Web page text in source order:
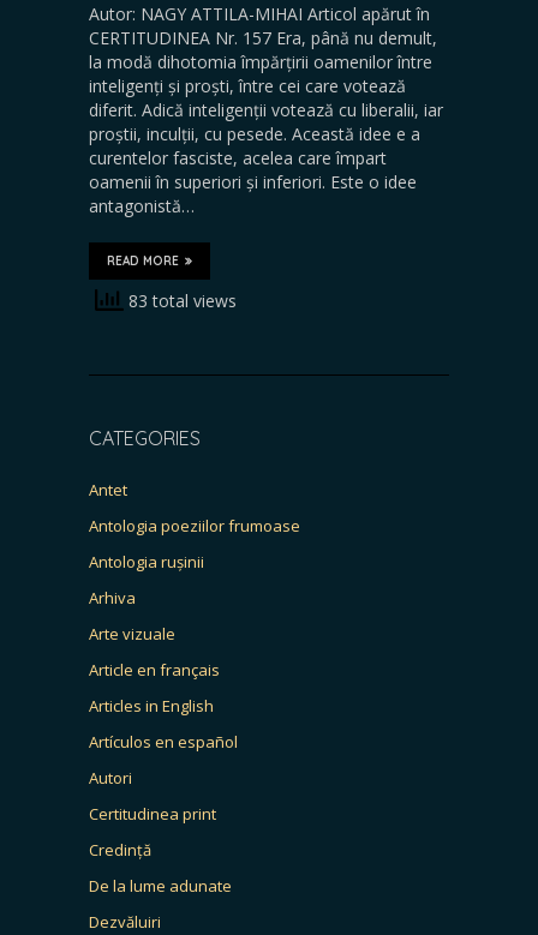
Autor: NAGY ATTILA-MIHAI Articol apărut în
CERTITUDINEA Nr. 157 Era, până nu demult,
la modă dihotomia împărțirii oamenilor între
inteligenți și proști, între cei care votează
diferit. Adică inteligenții votează cu liberalii, iar
proștii, inculții, cu pesede. Această idee e a
curentelor fasciste, acelea care împart
oamenii în superiori și inferiori. Este o idee
antagonistă…
READ MORE
83 total views
CATEGORIES
Antet
Antologia poeziilor frumoase
Antologia rușinii
Arhiva
Arte vizuale
Article en français
Articles in English
Artículos en español
Autori
Certitudinea print
Credință
De la lume adunate
Dezvăluiri